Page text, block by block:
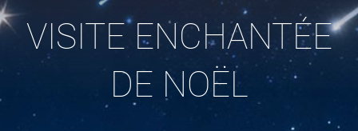
VISITE ENCHANTÉE
DE NOËL